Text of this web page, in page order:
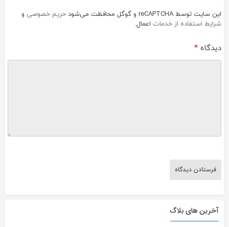
این سایت توسط reCAPTCHA و گوگل محافظت می‌شود حریم خصوصی و
شرایط استفاده از خدمات اعمال.
دیدگاه *
آخرین های بلاگ